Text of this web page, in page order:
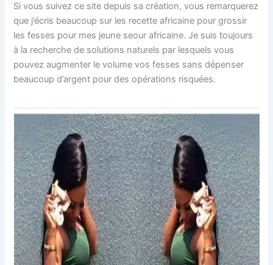
Si vous suivez ce site depuis sa création, vous remarquerez
que j’écris beaucoup sur les recette africaine pour grossir
les fesses pour mes jeune seour africaine. Je suis toujours
à la recherche de solutions naturels par lesquels vous
pouvez augmenter le volume vos fesses sans dépenser
beaucoup d’argent pour des opérations risquées.